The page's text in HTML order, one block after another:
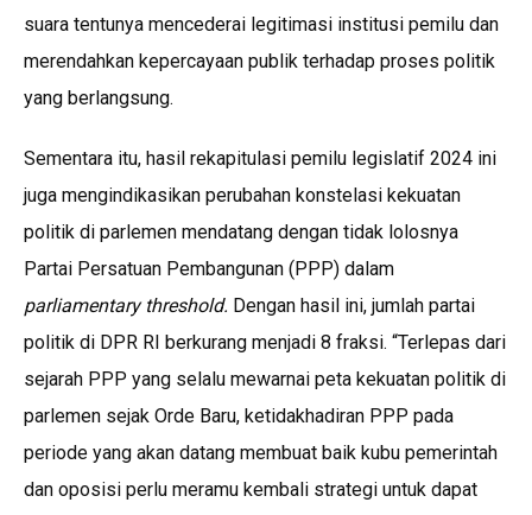
suara tentunya mencederai legitimasi institusi pemilu dan
merendahkan kepercayaan publik terhadap proses politik
yang berlangsung.
Sementara itu, hasil rekapitulasi pemilu legislatif 2024 ini
juga mengindikasikan perubahan konstelasi kekuatan
politik di parlemen mendatang dengan tidak lolosnya
Partai Persatuan Pembangunan (PPP) dalam
parliamentary threshold. Dengan hasil ini, jumlah partai
politik di DPR RI berkurang menjadi 8 fraksi. “Terlepas dari
sejarah PPP yang selalu mewarnai peta kekuatan politik di
parlemen sejak Orde Baru, ketidakhadiran PPP pada
periode yang akan datang membuat baik kubu pemerintah
dan oposisi perlu meramu kembali strategi untuk dapat